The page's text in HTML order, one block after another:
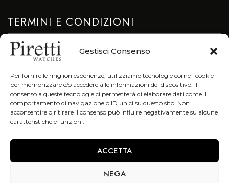
Gestisci Consenso
Per fornire le migliori esperienze, utilizziamo tecnologie come i cookie
per memorizzare e/o accedere alle informazioni del dispositivo. Il
consenso a queste tecnologie ci permetterà di elaborare dati come il
comportamento di navigazione o ID unici su questo sito. Non
acconsentire o ritirare il consenso può influire negativamente su alcune
caratteristiche e funzioni.
ACCETTA
NEGA
TERMINI E CONDIZIONI
Privacy & Cookie Policy
info@piretti.it
Tel: +39 051 23.96.47
Galleria Cavour 7/F 40124 Bologna (Bo)